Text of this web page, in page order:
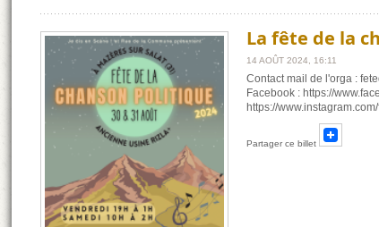
La fête de la
14 AOÛT 2024, 16:11
Contact mail de l'orga :
Facebook : https://
https://
Partager ce billet